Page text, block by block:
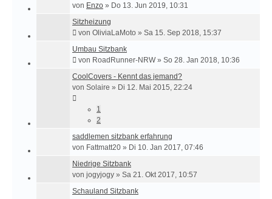
von Enzo » Do 13. Jun 2019, 10:31
Sitzheizung
von OliviaLaMoto » Sa 15. Sep 2018, 15:37
Umbau Sitzbank
von RoadRunner-NRW» So 28. Jan 2018, 10:36
CoolCovers - Kennt das jemand?
von Solaire » Di 12. Mai 2015, 22:24
1
2
saddlemen sitzbank erfahrung
von Fattmatt20 » Di 10. Jan 2017, 07:46
Niedrige Sitzbank
von jogyjogy » Sa 21. Okt 2017, 10:57
Schauland Sitzbank